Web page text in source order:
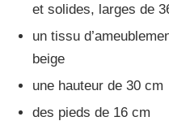
et solides, larges de
un tissu
beige
une hauteur de 30 cm
des pieds de 16 cm